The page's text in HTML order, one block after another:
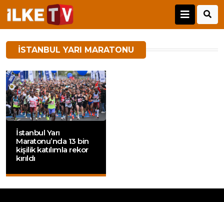
İSTANBUL YARI MARATONU
İstanbul Yarı
Maratonu’nda 13 bin
kişilik katılımla rekor
kırıldı